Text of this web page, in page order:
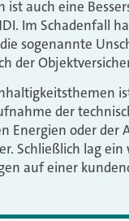
ist auch eine
Im Schadenfall
sogenannte
der
der
Energien oder
Schließlich lag
auf einer